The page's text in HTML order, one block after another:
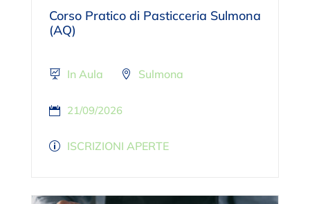
Corso Pratico di Pasticceria Sulmona
(AQ)
In Aula Sulmona
21/09/2026
ISCRIZIONI APERTE